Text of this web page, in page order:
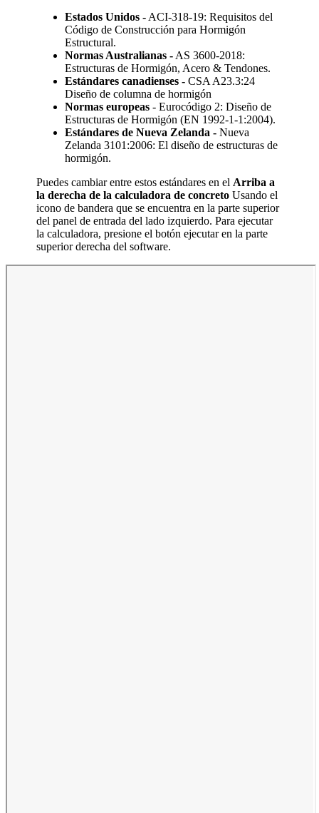
Estados Unidos - ACI-318-19: Requisitos del
Código de Construcción para Hormigón
Estructural.
Normas Australianas - AS 3600-2018:
Estructuras de Hormigón, Acero & Tendones.
Estándares canadienses - CSA A23.3:24
Diseño de columna de hormigón
Normas europeas - Eurocódigo 2: Diseño de
Estructuras de Hormigón (EN 1992-1-1:2004).
Estándares de Nueva Zelanda - Nueva
Zelanda 3101:2006: El diseño de estructuras de
hormigón.
Puedes cambiar entre estos estándares en el Arriba a
la derecha de la calculadora de concreto Usando el
icono de bandera que se encuentra en la parte superior
del panel de entrada del lado izquierdo. Para ejecutar
la calculadora, presione el botón ejecutar en la parte
superior derecha del software.